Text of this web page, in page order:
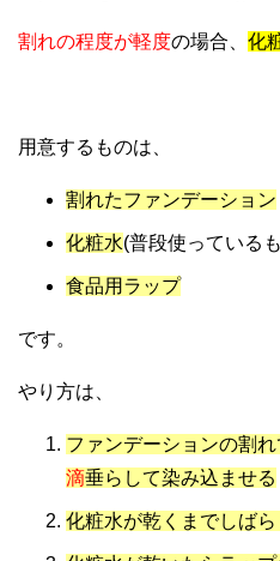
割れの程度が軽度の場合、 化
用意するものは、
割れたファンデーション
化粧水(普段使っている
食品用ラップ
です。
やり方は、
ファンデーションの割
滴垂らして染み込ませる
化粧水が乾くまでしばら